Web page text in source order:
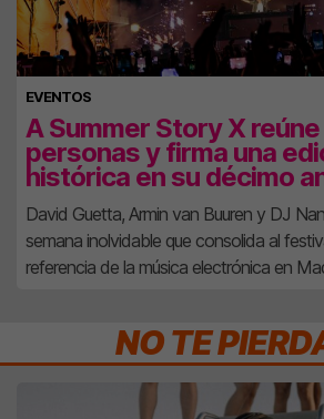
EVENTOS
A Summer Story X
personas y firma una
histórica en su décimo
David Guetta, Armin van Buuren y DJ
semana inolvidable que consolida al
referencia de la música electrónica en
NO TE